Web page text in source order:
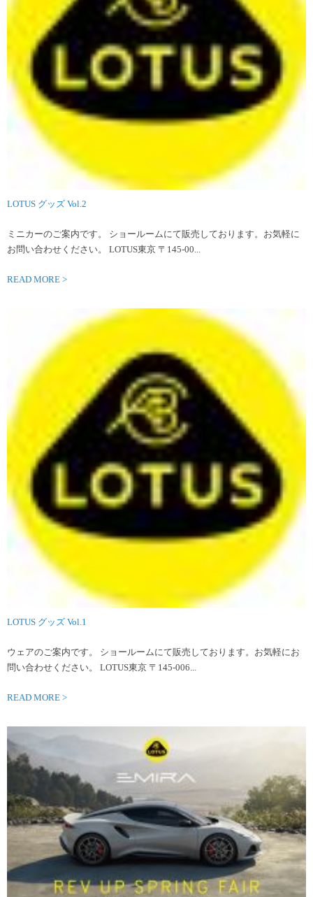
LOTUS グッズ Vol.2
ミニカーのご案内です。 ショールームにて販売しております。お気軽に
お問い合わせください。 LOTUS東京 〒145-00...
READ MORE >
LOTUS グッズ Vol.1
ウェアのご案内です。 ショールームにて販売しております。お気軽にお
問い合わせください。 LOTUS東京 〒145-006...
READ MORE >